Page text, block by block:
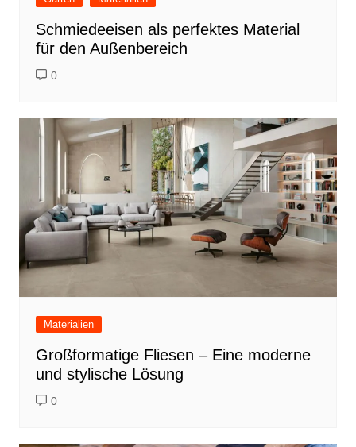
Schmiedeeisen als perfektes Material
für den Außenbereich
0
Materialien
Großformatige Fliesen – Eine moderne
und stylische Lösung
0